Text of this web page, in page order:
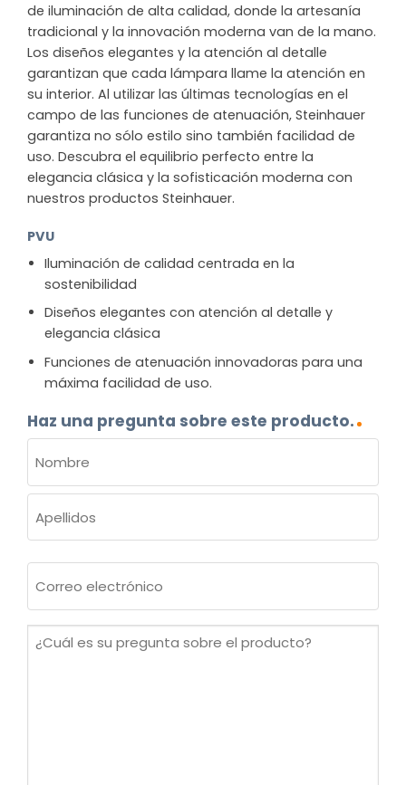
de iluminación de alta calidad, donde la artesanía
tradicional y la innovación moderna van de la mano.
Los diseños elegantes y la atención al detalle
garantizan que cada lámpara llame la atención en
su interior. Al utilizar las últimas tecnologías en el
campo de las funciones de atenuación, Steinhauer
garantiza no sólo estilo sino también facilidad de
uso. Descubra el equilibrio perfecto entre la
elegancia clásica y la sofisticación moderna con
nuestros productos Steinhauer.
PVU
Iluminación de calidad centrada en la
sostenibilidad
Diseños elegantes con atención al detalle y
elegancia clásica
Funciones de atenuación innovadoras para una
máxima facilidad de uso.
Haz una pregunta sobre este producto.
(OBLIGATORIO)
Nombre
electrónico
¿Cuál